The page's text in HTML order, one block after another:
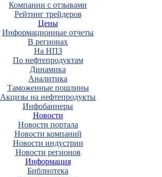
Компании с отзывами
Рейтинг трейдеров
Цены
Информационные отчеты
В регионах
На НПЗ
По нефтепродуктам
Динамика
Аналитика
Таможенные пошлины
Акцизы на нефтепродукты
Инфобаннеры
Новости
Новости портала
Новости компаний
Новости индустрии
Новости регионов
Информация
Библиотека